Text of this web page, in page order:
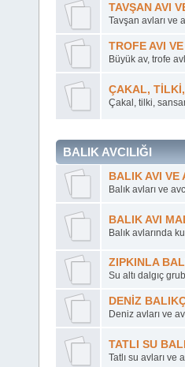
TAVŞAN AVI
Tavşan avları ve
TROFE AVI
Büyük av, trofe
ÇAKAL,
Çakal, tilki,
BALIK AVCILIĞI
BALIK AVI VE
Balık avları ve
BALIK AVI
Balık avlarında
ZIPKINLA
Su altı dalgıç
DENİZ
Deniz avları ve
TATLI SU
Tatlı su avları ve